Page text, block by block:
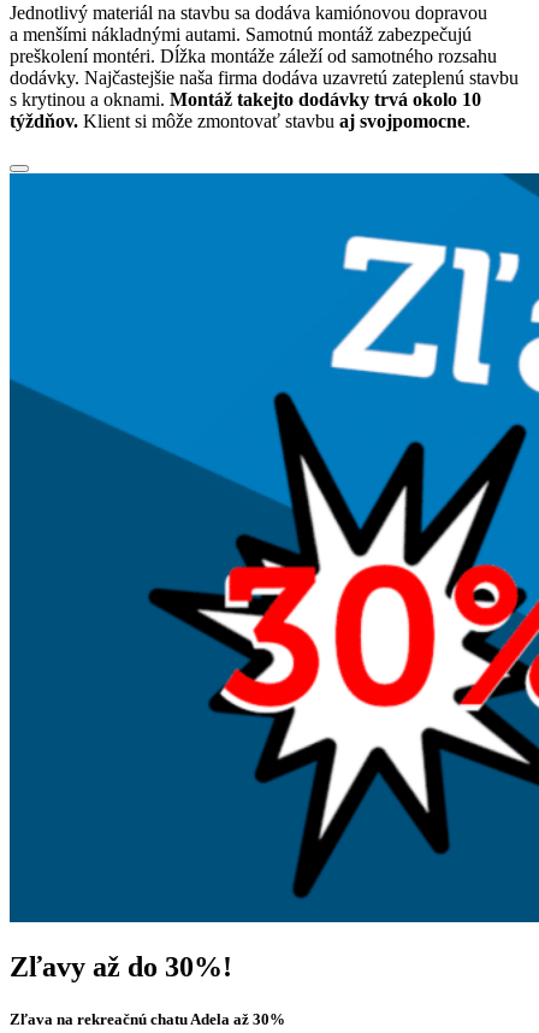
Jednotlivý materiál na stavbu sa dodáva kamiónovou dopravou
a menšími nákladnými autami. Samotnú montáž zabezpečujú
preškolení montéri. Dĺžka montáže záleží od samotného rozsahu
dodávky. Najčastejšie naša firma dodáva uzavretú zateplenú stavbu
s krytinou a oknami. Montáž takejto dodávky trvá okolo 10
týždňov. Klient si môže zmontovať stavbu aj svojpomocne.
Zľavy až do 30%!
Zľava na rekreačnú chatu Adela až 30%